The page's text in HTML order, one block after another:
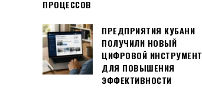
ПРОЦЕССОВ
ПРЕДПРИЯТИЯ КУБАНИ
ПОЛУЧИЛИ НОВЫЙ
ЦИФРОВОЙ ИНСТРУМЕНТ
ДЛЯ ПОВЫШЕНИЯ
ЭФФЕКТИВНОСТИ